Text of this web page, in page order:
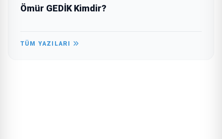
Ömür GEDİK Kimdir?
TÜM YAZILARI